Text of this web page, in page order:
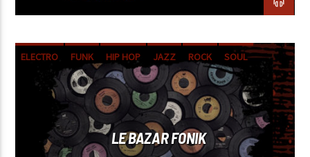
ELECTRO FUNK HIP HOP JAZZ ROCK
SOUL
WORLD
LE BAZAR FONIK